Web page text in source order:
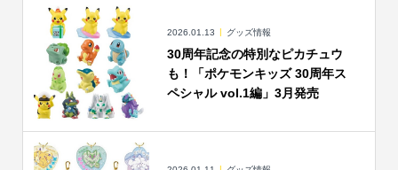
2026.01.13 グッズ情報
30周年記念の特別なピカチュウ
も！「ポケモンキッズ 30周年ス
ペシャル vol.1編」3月発売